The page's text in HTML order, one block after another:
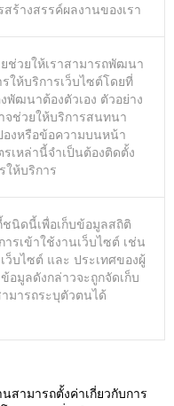
ร้างสรรค์ผลงานของเรา
ช่วยให้เราสามารถพัฒนา
ให้บริการเว็บไซต์โดยที่
พัฒนาต้องตัวเอง ตัวอย่าง
จช่วยให้บริการสนทนา
องหรือข้อความบนหน้า
เหล่านี้จําเป็นต้องติดตั้ง
ให้บริการ
ชนิดนี้เพื่อเก็บข้อมูลสถิติ
รเข้าใช้งานเว็บไซต์ เช่น
ว็บไซต์ และ ประเทศของผู้
อมูลดังกล่าวจะถูกจัดเก็บ
มารถระบุตัวตนได้
สามารถตั้งค่าเกี่ยวกับการ